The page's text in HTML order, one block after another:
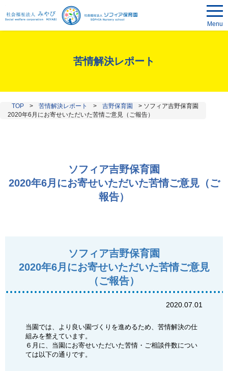
Menu
苦情解決レポート
TOP > 苦情解決レポート > 吉野保育園 > ソフィア吉野保育園
2020年6月にお寄せいただいた苦情ご意見（ご報告）
ソフィア吉野保育園
2020年6月にお寄せいただいた苦情ご意見（ご
報告）
ソフィア吉野保育園
2020年6月にお寄せいただいた苦情ご意見
（ご報告）
2020.07.01
当園では、より良い園づくりを進めるため、苦情解決の仕
組みを整えています。
６月に、当園にお寄せいただいた苦情・ご相談件数につい
ては以下の通りです。